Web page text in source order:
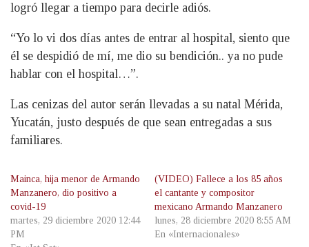
logró llegar a tiempo para decirle adiós.
“Yo lo vi dos días antes de entrar al hospital, siento que
él se despidió de mí, me dio su bendición.. ya no pude
hablar con el hospital…”.
Las cenizas del autor serán llevadas a su natal Mérida,
Yucatán, justo después de que sean entregadas a sus
familiares.
Mainca, hija menor de Armando
Manzanero, dio positivo a
covid-19
martes, 29 diciembre 2020 12:44
PM
(VIDEO) Fallece a los 85 años
el cantante y compositor
mexicano Armando Manzanero
lunes, 28 diciembre 2020 8:55 AM
En «Internacionales»